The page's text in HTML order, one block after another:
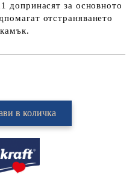
допринасят за основното
отстраняването